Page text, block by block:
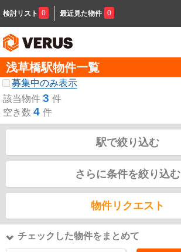
検討リスト 0 最近見た物件 0
浅草橋駅物件一覧
募集中のみ表示
該当物件 3 件
空き数 4 件
駅で絞り込む
さらに条件を絞り込む
物件リクエスト
チェックした物件をまとめて